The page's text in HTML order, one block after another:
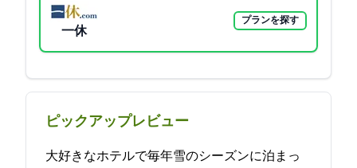
一休
プランを探す
ピックアップレビュー
大好きなホテルで毎年雪のシーズンに泊まっ